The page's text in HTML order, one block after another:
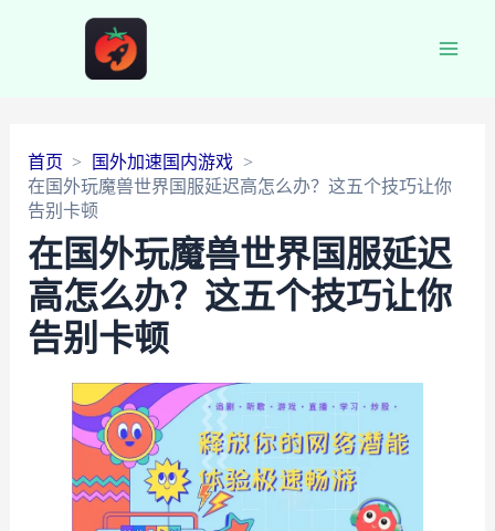
首页
国外加速国内游戏
在国外玩魔兽世界国服延迟高怎么办？这五个技巧让你
告别卡顿
在国外玩魔兽世界国服延迟
高怎么办？这五个技巧让你
告别卡顿